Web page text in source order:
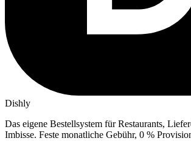
Dishly
Das eigene Bestellsystem für Restaurants,
Imbisse. Feste monatliche Gebühr, 0 %